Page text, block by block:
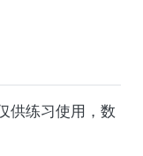
供练习使用，数